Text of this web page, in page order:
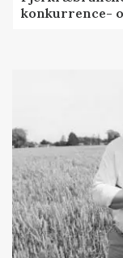
konkurrence-